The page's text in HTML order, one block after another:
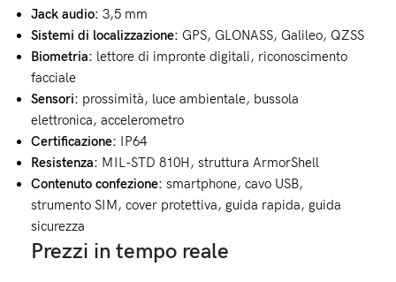
Jack audio: 3,5 mm
Sistemi di localizzazione: GPS, GLONASS, Galileo, QZSS
Biometria: lettore di impronte digitali, riconoscimento
facciale
Sensori: prossimità, luce ambientale, bussola
elettronica, accelerometro
Certificazione: IP64
Resistenza: MIL-STD 810H, struttura ArmorShell
Contenuto confezione: smartphone, cavo USB,
strumento SIM, cover protettiva, guida rapida, guida
sicurezza
Prezzi in tempo reale